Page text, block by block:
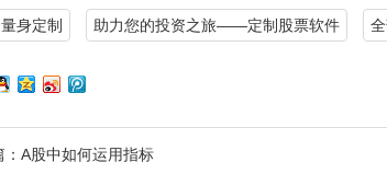
量身定制 助力您的投资之旅——定制股票软件
：A股中如何运用指标